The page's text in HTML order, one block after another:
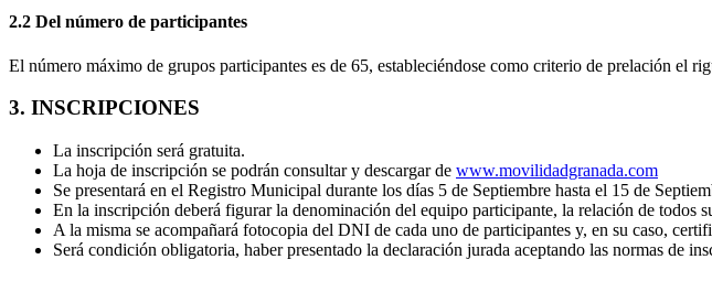
2.2 Del número de participantes
El número máximo de grupos participantes es de 65, estableciéndose como criterio de prelación el
3. INSCRIPCIONES
La inscripción será gratuita.
La hoja de inscripción se podrán consultar y descargar de www.movilidadgranada.com
Se presentará en el Registro Municipal durante los días 5 de Septiembre hasta el 15 de
En la inscripción deberá figurar la denominación del equipo participante, la relación de todos
A la misma se acompañará fotocopia del DNI de cada uno de participantes y, en su caso,
Será condición obligatoria, haber presentado la declaración jurada aceptando las normas de